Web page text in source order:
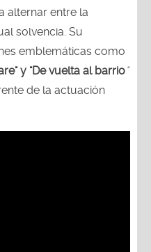
alternar entre la
solvencia. Su
emblemáticas como
y "De vuelta al barrio"
de la actuación